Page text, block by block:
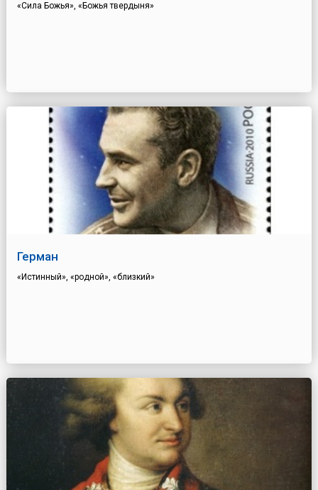
«Сила Божья», «Божья твердыня»
Герман
«Истинный», «родной», «близкий»